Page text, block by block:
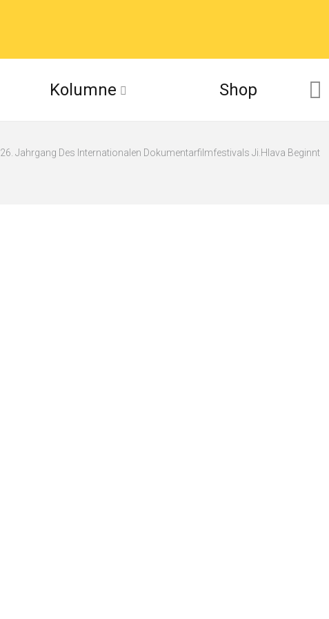
Kolumne Shop
26. Jahrgang Des Internationalen Dokumentarfilmfestivals Ji.hlava Beginnt